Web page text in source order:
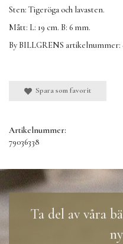
Sten: Tigeröga och lavasten.
Mått: L: 19 cm. B: 6 mm.
By BILLGRENS artikelnummer:
Spara som favorit
Artikelnummer:
79036338
Ta del av våra